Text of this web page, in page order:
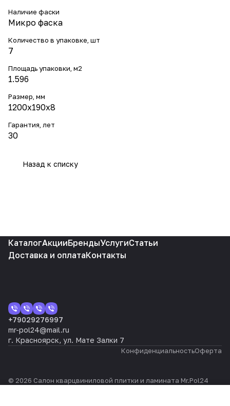
Наличие фаски
Микро фаска
Количество в упаковке, шт
7
Площадь упаковки, м2
1.596
Размер, мм
1200х190х8
Гарантия, лет
30
Назад к списку
КаталогАкцииБрендыУслугиСтатьи
Доставка и оплатаКонтакты
+79029276997
mr-pol24@mail.ru
г. Красноярск, ул. Мате Залки 7
КонфиденциальностьОферта
© 2026 Салон кварцвиниловой плитки и ламината Mr.Pol24